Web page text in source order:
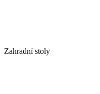
Zahradní stoly